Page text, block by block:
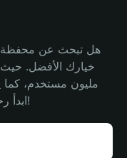
هل تبحث عن محفظة
على محفظة Bitget Wallet. ابدأ رحلتك الآن!